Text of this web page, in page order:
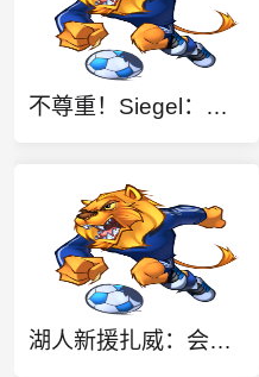
不尊重！Siegel：掘金仅给略高于中产报价 沃特森已一脚迈出大门
湖人新援扎威：会在场上展现活力和努力 防守对方最好的球员